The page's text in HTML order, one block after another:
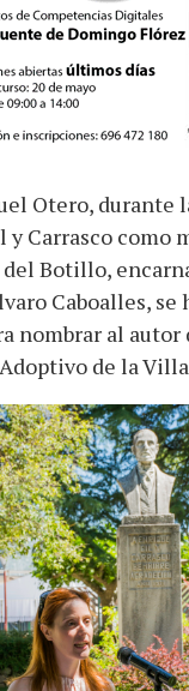
Otero, durante
y Carrasco como
Botillo,
Caboalles, se
nombrar al autor
de la